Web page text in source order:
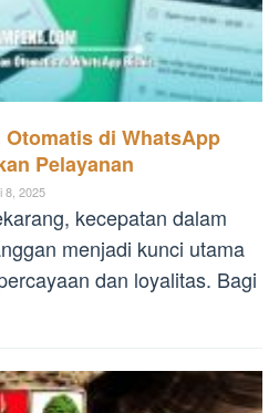
Otomatis di WhatsApp
Pelayanan
8, 2025
kecepatan dalam
menjadi kunci utama
dan loyalitas. Bagi